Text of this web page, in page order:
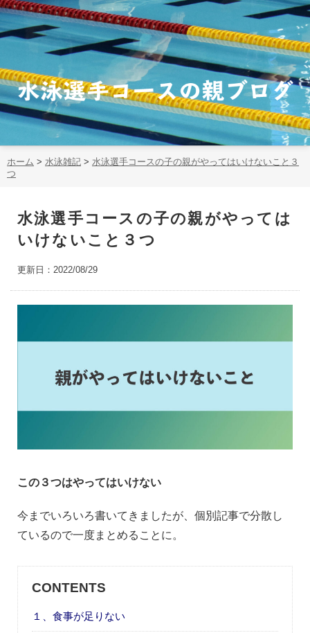
ホーム > 水泳雑記 > 水泳選手コースの子の親がやってはいけないこと３
つ
水泳選手コースの子の親がやっては
いけないこと３つ
更新日：2022/08/29
この３つはやってはいけない
今までいろいろ書いてきましたが、個別記事で分散し
ているので一度まとめることに。
CONTENTS
１、食事が足りない